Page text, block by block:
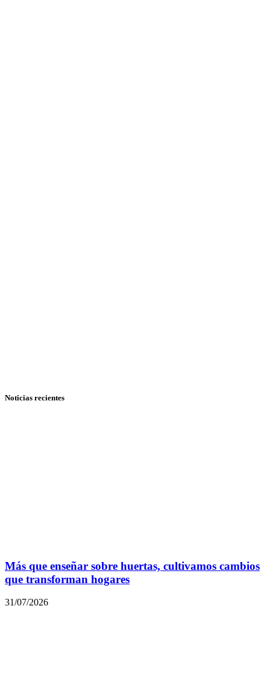
Noticias recientes
Más que enseñar sobre huertas, cultivamos cambios
que transforman hogares
31/07/2026